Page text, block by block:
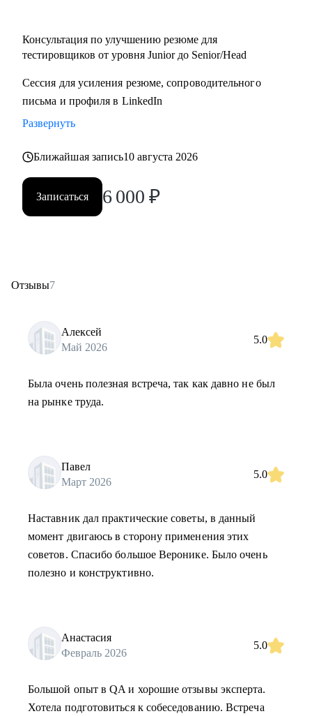
• QA Lead
Консультация по улучшению резюме для
тестировщиков от уровня Junior до Senior/Head
Сессия для усиления резюме, сопроводительного
письма и профиля в LinkedIn
Развернуть
Ближайшая запись10 августа 2026
Записаться 6 000 ₽
Отзывы7
Алексей
Май 2026
5.0
Была очень полезная встреча, так как давно не был
на рынке труда.
Павел
Март 2026
5.0
Наставник дал практические советы, в данный
момент двигаюсь в сторону применения этих
советов. Спасибо большое Веронике. Было очень
полезно и конструктивно.
Анастасия
Февраль 2026
5.0
Большой опыт в QA и хорошие отзывы эксперта.
Хотела подготовиться к собеседованию. Встреча